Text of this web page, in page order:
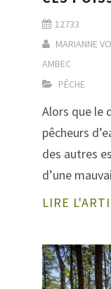
12733
MARIANNE
AMBEC
PÊCHE
Alors que le
pêcheurs
des autres
d’une
LIRE